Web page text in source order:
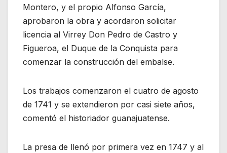
Montero, y el propio Alfonso García,
aprobaron la obra y acordaron solicitar
licencia al Virrey Don Pedro de Castro y
Figueroa, el Duque de la Conquista para
comenzar la construcción del embalse.
Los trabajos comenzaron el cuatro de agosto
de 1741 y se extendieron por casi siete años,
comentó el historiador guanajuatense.
La presa de llenó por primera vez en 1747 y al